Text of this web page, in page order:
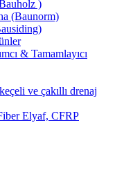
)
(Baunorm)
& Tamamlayıcı
ve çakıllı drenaj
Elyaf, CFRP